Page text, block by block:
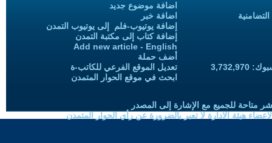
اضافة موضوع جديد
اضافة خبر
إضافة يوتيوب-فلم إلى يوتيوب التمدن
إضافة كتاب إلى مكتبة التمدن
Add new article - English
أضف حملة
تعديل الموقع الفرعي للكاتب-ة
ابحث في موقع الحوار المتمدن
متاحة للجميع مع الإشارة إلى المصدر
هيئة الادارة لا تعبر بالضرورة عن رأي الحوار المتمدن